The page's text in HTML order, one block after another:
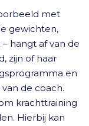
met
gewichten,
hangt af van de
zijn of haar
en
de coach.
krachttraining
Hierbij kan